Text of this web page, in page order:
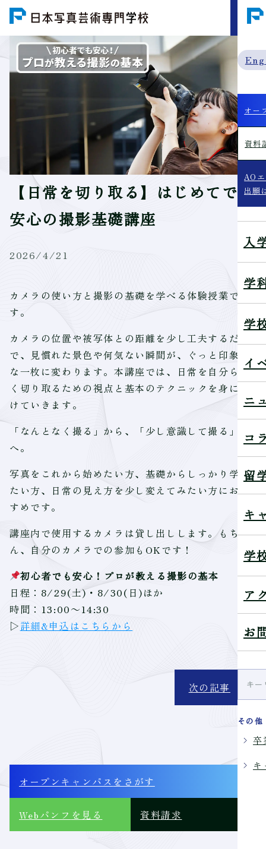
MENU
オー
資料
AO
出願
入
学
学
イ
ニ
コ
留
キ
学
ア
お
その他
卒
キ
【日常を切り取る】はじめてでも
安心の撮影基礎講座
2026/4/21
カメラの使い方と撮影の基礎を学べる体験授業で
す。
カメラの位置や被写体との距離を少し工夫するだけ
で、見慣れた景色や何気ない瞬間が、ぐっと印象的
な一枚に変わります。本講座では、日常を自分らし
く切り取るための視点と基本のテクニックを身につ
けていきます。
「なんとなく撮る」から、「少し意識して撮る」
へ。
写真をこれから始めたい方、基礎からしっかり学び
たい方、日常の見え方を少し変えてみたい方におす
すめです。
講座内で使用するカメラは貸し出しします。もちろ
ん、自分のカメラでの参加もOKです！
初心者でも安心！プロが教える撮影の基本
日程：8/29(土)・8/30(日)ほか
時間：13:00～14:30
▷詳細&申込はこちらから
次の記事
オープンキャンパス をさがす
Webパンフ を見る 資料請求